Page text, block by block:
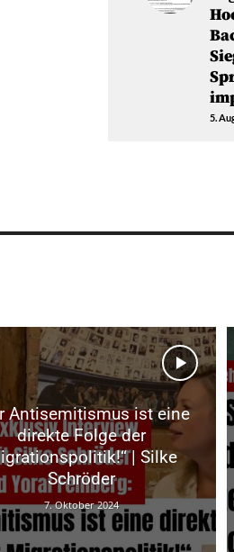
5.
Antisemitismus ist eine
direkte Folge der
| Silke
Schröder
7. Oktober 2024